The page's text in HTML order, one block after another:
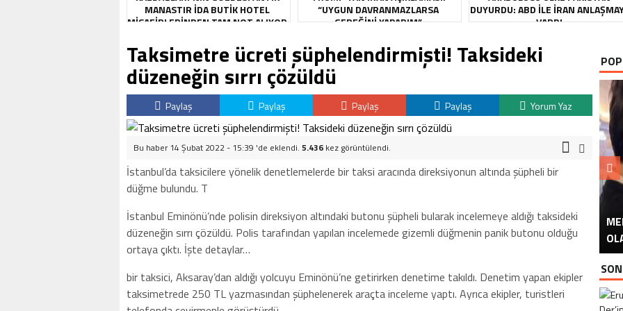
MANASTIR İDA BUTIK HOTEL
MISAFIRLERINDEN TAM NOT ALIYOR
“UYGUN DAVRANMAZLARSA
GEREĞINI YAPARIM”
DUYURDU: ABD ILE İRAN
VARDI
Taksimetre ücreti şüphelendirmişti! Taksideki
düzeneğin sırrı çözüldü
Paylaş Paylaş Paylaş Paylaş Yorum Yaz
Bu haber 14 Şubat 2022 - 15:39 'de eklendi. 5.436 kez görüntülendi.
İstanbul’da taksicilere yönelik denetlemelerde bir taksi aracında direksiyonun altında şüpheli bir
düğme bulundu. T
İstanbul Eminönü’nde polisin direksiyon altındaki butonu şüpheli bularak incelemeye aldığı taksideki
düzeneğin sırrı çözüldü. Polis tarafından yapılan incelemede gizemli düğmenin panik butonu olduğu
ortaya çıktı. İşte detaylar…
bir taksici, Aksaray’dan aldığı yolcuyu Eminönü’ne getirirken denetime takıldı. Denetim yapan ekipler
taksimetrede 250 TL yazmasından şüphelenerek araçta inceleme yaptı. Ayrıca ekipler, turistleri